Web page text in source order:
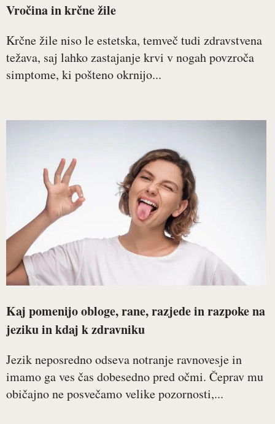
Vročina in krčne žile
Krčne žile niso le estetska, temveč tudi zdravstvena
težava, saj lahko zastajanje krvi v nogah povzroča
simptome, ki pošteno okrnijo...
Kaj pomenijo obloge, rane, razjede in razpoke na
jeziku in kdaj k zdravniku
Jezik neposredno odseva notranje ravnovesje in
imamo ga ves čas dobesedno pred očmi. Čeprav mu
običajno ne posvečamo velike pozornosti,...